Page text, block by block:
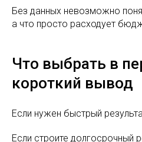
Без данных невозможно
а что просто расходует
Что выбрать в
короткий вывод
Если нужен быстрый
Если строите долгосрочный